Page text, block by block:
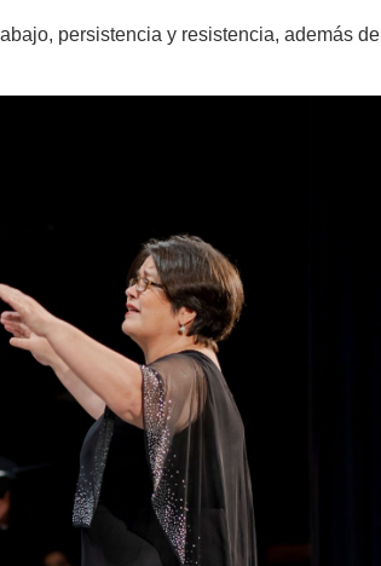
persistencia y resistencia, además del